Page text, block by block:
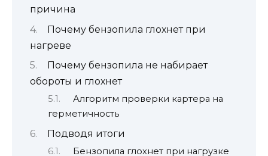
причина
Почему бензопила глохнет при
нагреве
Почему бензопила не набирает
обороты и глохнет
Алгоритм проверки картера на
герметичность
Подводя итоги
Бензопила глохнет при нагрузке